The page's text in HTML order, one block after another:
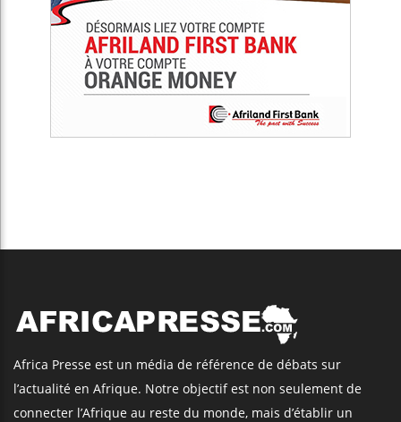
Africa Presse est un média de référence de débats sur
l’actualité en Afrique. Notre objectif est non seulement de
connecter l’Afrique au reste du monde, mais d’établir un